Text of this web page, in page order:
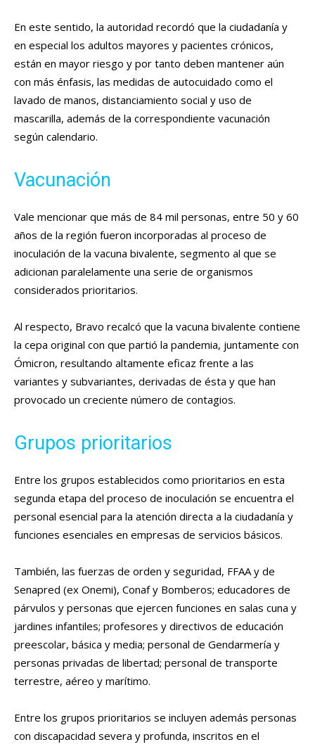
En este sentido, la autoridad recordó que la ciudadanía y
en especial los adultos mayores y pacientes crónicos,
están en mayor riesgo y por tanto deben mantener aún
con más énfasis, las medidas de autocuidado como el
lavado de manos, distanciamiento social y uso de
mascarilla, además de la correspondiente vacunación
según calendario.
Vacunación
Vale mencionar que más de 84 mil personas, entre 50 y 60
años de la región fueron incorporadas al proceso de
inoculación de la vacuna bivalente, segmento al que se
adicionan paralelamente una serie de organismos
considerados prioritarios.
Al respecto, Bravo recalcó que la vacuna bivalente contiene
la cepa original con que partió la pandemia, juntamente con
Ómicron, resultando altamente eficaz frente a las
variantes y subvariantes, derivadas de ésta y que han
provocado un creciente número de contagios.
Grupos prioritarios
Entre los grupos establecidos como prioritarios en esta
segunda etapa del proceso de inoculación se encuentra el
personal esencial para la atención directa a la ciudadanía y
funciones esenciales en empresas de servicios básicos.
También, las fuerzas de orden y seguridad, FFAA y de
Senapred (ex Onemi), Conaf y Bomberos; educadores de
párvulos y personas que ejercen funciones en salas cuna y
jardines infantiles; profesores y directivos de educación
preescolar, básica y media; personal de Gendarmería y
personas privadas de libertad; personal de transporte
terrestre, aéreo y marítimo.
Entre los grupos prioritarios se incluyen además personas
con discapacidad severa y profunda, inscritos en el